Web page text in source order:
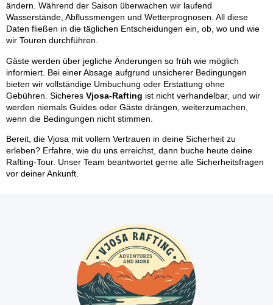
ändern. Während der Saison überwachen wir laufend
Wasserstände, Abflussmengen und Wetterprognosen. All diese
Daten fließen in die täglichen Entscheidungen ein, ob, wo und wie
wir Touren durchführen.
Gäste werden über jegliche Änderungen so früh wie möglich
informiert. Bei einer Absage aufgrund unsicherer Bedingungen
bieten wir vollständige Umbuchung oder Erstattung ohne
Gebühren. Sicheres Vjosa-Rafting ist nicht verhandelbar, und wir
werden niemals Guides oder Gäste drängen, weiterzumachen,
wenn die Bedingungen nicht stimmen.
Bereit, die Vjosa mit vollem Vertrauen in deine Sicherheit zu
erleben? Erfahre, wie du uns erreichst , dann buche heute deine
Rafting-Tour. Unser Team beantwortet gerne alle Sicherheitsfragen
vor deiner Ankunft.